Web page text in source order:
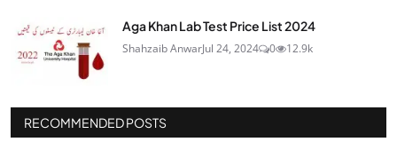
Aga Khan Lab Test Price List 2024
Shahzaib AnwarJul 24, 2024 0 12.9k
RECOMMENDED POSTS